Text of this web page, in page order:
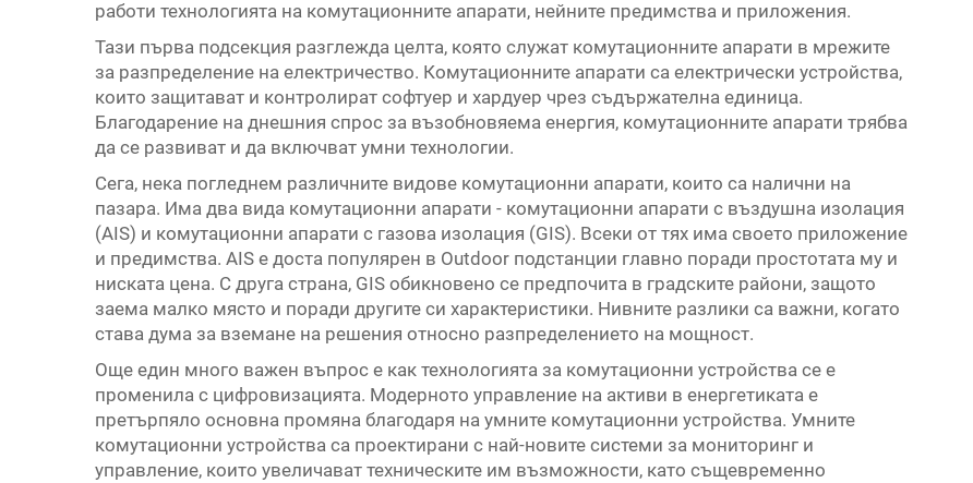
работи технологията на комутационните апарати, нейните предимства и приложения.
Тази първа подсекция разглежда целта, която служат комутационните апарати в мрежите
за разпределение на електричество. Комутационните апарати са електрически устройства,
които защитават и контролират софтуер и хардуер чрез съдържателна единица.
Благодарение на днешния спрос за възобновяема енергия, комутационните апарати трябва
да се развиват и да включват умни технологии.
Сега, нека погледнем различните видове комутационни апарати, които са налични на
пазара. Има два вида комутационни апарати - комутационни апарати с въздушна изолация
(AIS) и комутационни апарати с газова изолация (GIS). Всеки от тях има своето приложение
и предимства. AIS е доста популярен в Outdoor подстанции главно поради простотата му и
ниската цена. С друга страна, GIS обикновено се предпочита в градските райони, защото
заема малко място и поради другите си характеристики. Нивните разлики са важни, когато
става дума за вземане на решения относно разпределението на мощност.
Още един много важен въпрос е как технологията за комутационни устройства се е
променила с цифровизацията. Модерното управление на активи в енергетиката е
претърпяло основна промяна благодаря на умните комутационни устройства. Умните
комутационни устройства са проектирани с най-новите системи за мониторинг и
управление, които увеличават техническите им възможности, като същевременно